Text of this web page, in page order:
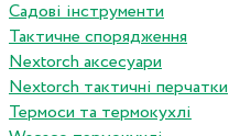
Садові інструменти
Тактичне спорядження
Nextorch аксесуари
Nextorch тактичні перчатки
Термоси та термокухлі